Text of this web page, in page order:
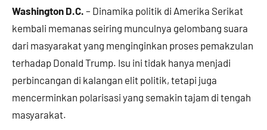
Washington D.C. – Dinamika politik di Amerika Serikat
kembali memanas seiring munculnya gelombang suara
dari masyarakat yang menginginkan proses pemakzulan
terhadap Donald Trump. Isu ini tidak hanya menjadi
perbincangan di kalangan elit politik, tetapi juga
mencerminkan polarisasi yang semakin tajam di tengah
masyarakat.